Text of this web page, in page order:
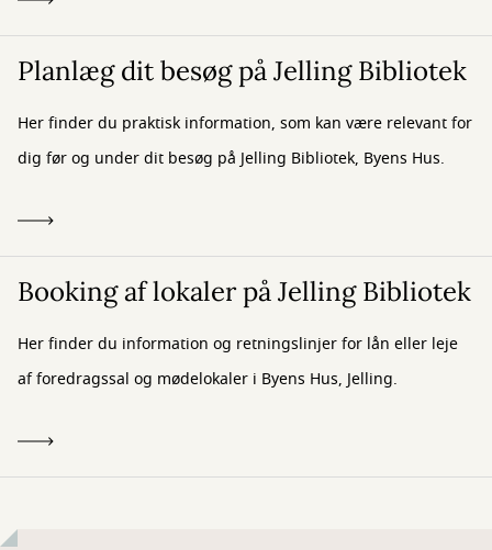
Planlæg dit besøg på Jelling Bibliotek
Her finder du praktisk information, som kan være relevant for
dig før og under dit besøg på Jelling Bibliotek, Byens Hus.
Booking af lokaler på Jelling Bibliotek
Her finder du information og retningslinjer for lån eller leje
af foredragssal og mødelokaler i Byens Hus, Jelling.